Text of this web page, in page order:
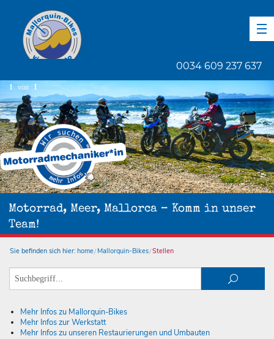
0034 609 237 637
Motorrad, Meer, Mallorca – Komm in unser
Team!
1 von 1
Sie befinden sich hier: home Mallorquin-Bikes Stellen
Mehr Infos zu Mallorquin-Bikes
Mehr Infos zur Werkstatt
Mehr Infos zu unseren Restaurierungen und Umbauten